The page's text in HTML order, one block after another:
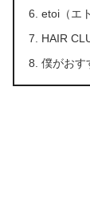
etoi（エ
HAIR
僕がおす